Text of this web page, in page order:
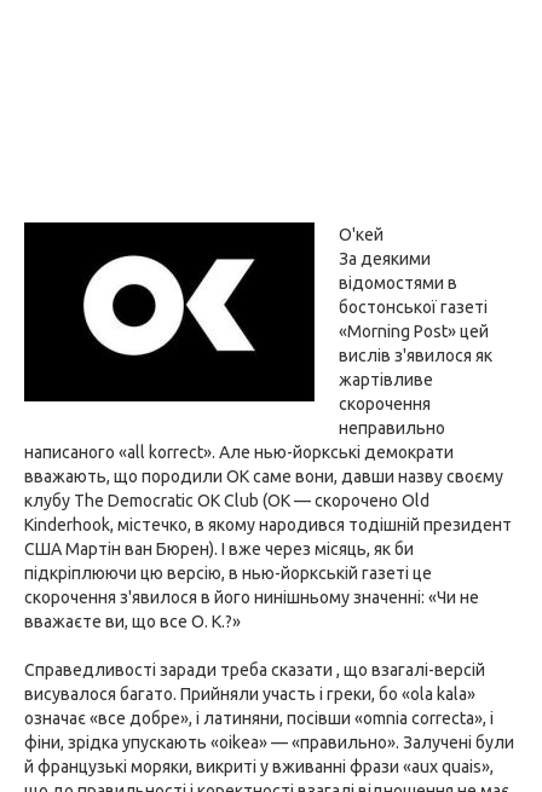
О'кей
За деякими
відомостями в
бостонської газеті
«Morning Post» цей
вислів з'явилося як
жартівливе
скорочення
неправильно
написаного «all korrect». Але нью-йоркські демократи
вважають, що породили ОК саме вони, давши назву своєму
клубу The Democratic OK Club (ОК — скорочено Old
Kinderhook, містечко, в якому народився тодішній президент
США Мартін ван Бюрен). І вже через місяць, як би
підкріплюючи цю версію, в нью-йоркській газеті це
скорочення з'явилося в його нинішньому значенні: «Чи не
вважаєте ви, що все О. К.?»
Справедливості заради треба сказати , що взагалі-версій
висувалося багато. Прийняли участь і греки, бо «ola kala»
означає «все добре», і латиняни, посівши «omnia correcta», і
фіни, зрідка упускають «oikea» — «правильно». Залучені були
й французькі моряки, викриті у вживанні фрази «aux quais»,